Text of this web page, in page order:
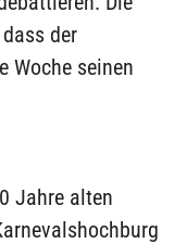
der
Woche seinen
Jahre alten